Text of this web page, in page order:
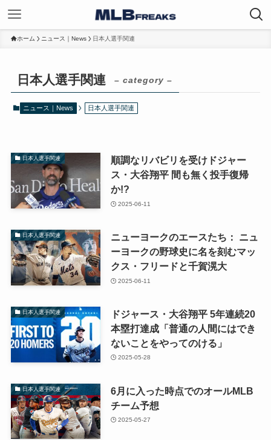
ホーム ニュース｜News 日本人選手関連
日本人選手関連 – category –
ニュース｜News 日本人選手関連
日本人選手関連
順調なリバビリを受けドジャー
ス・大谷翔平 間も無く投手復帰
か!?
2025-06-11
日本人選手関連
ニューヨークのエースたち： ニュ
ーヨークの野球史に名を刻むマッ
クス・フリードと千賀滉大
2025-06-11
日本人選手関連
ドジャース・大谷翔平 5年連続20
本塁打達成「普通の人間にはでき
ないことをやってのける」
2025-05-28
日本人選手関連
6月に入った時点でのオールMLB
チーム予想
2025-05-27